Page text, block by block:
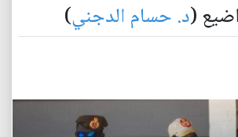
(د. حسام الدجني)